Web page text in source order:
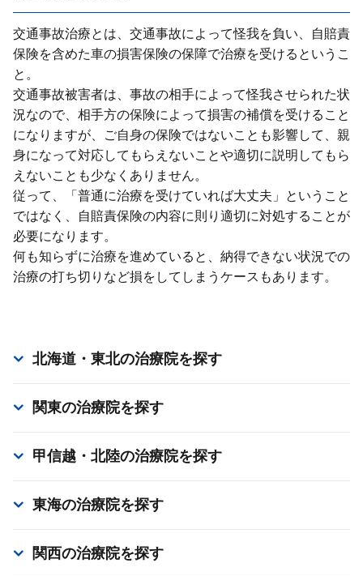
交通事故治療とは、交通事故によって怪我を負い、⾃賠責
保険を含めた⾞の損害保険の保障で治療を受けるというこ
と。
交通事故被害者は、事故の相⼿によって怪我させられた状
況なので、相⼿⽅の保険によって損害の補償を受けること
になりますが、ご⾃⾝の保険ではないことも影響して、親
⾝になって対応してもらえないことや適切に説明してもら
えないことも少なくありません。
従って、「普通に治療を受けていれば⼤丈夫」ということ
ではなく、⾃賠責保険の内容に則り適切に対処することが
必要になります。
何も知らずに治療を進めていると、納得できない状況での
治療の打ち切りなど損をしてしまうケースもあります。
北海道・東北の治療院を探す
関東の治療院を探す
甲信越・北陸の治療院を探す
東海の治療院を探す
関西の治療院を探す